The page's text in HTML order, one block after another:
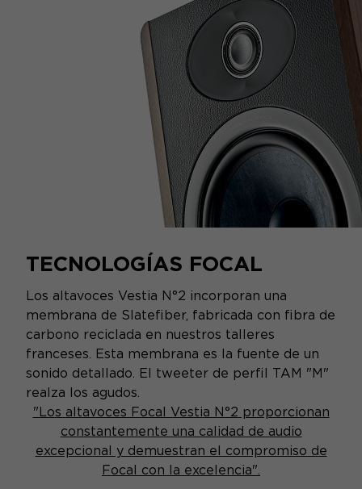
TECNOLOGÍAS FOCAL
Los altavoces Vestia N°2 incorporan una
membrana de Slatefiber, fabricada con fibra de
carbono reciclada en nuestros talleres
franceses. Esta membrana es la fuente de un
sonido detallado. El tweeter de perfil TAM "M"
realza los agudos.
"Los altavoces Focal Vestia N°2 proporcionan
constantemente una calidad de audio
excepcional y demuestran el compromiso de
Focal con la excelencia".